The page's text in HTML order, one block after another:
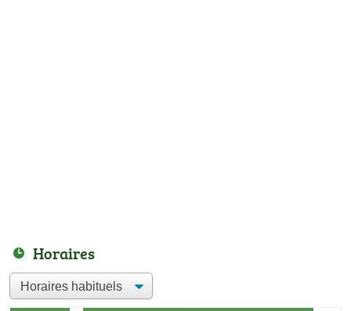
Horaires